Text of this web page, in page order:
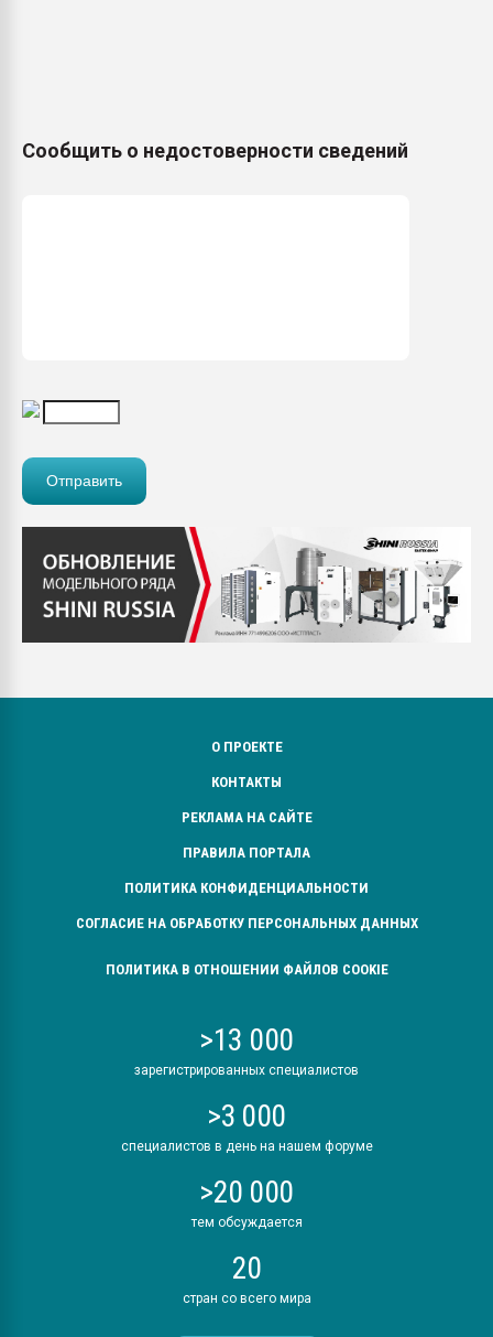
Сообщить о недостоверности сведений
О ПРОЕКТЕ
КОНТАКТЫ
РЕКЛАМА НА САЙТЕ
ПРАВИЛА ПОРТАЛА
ПОЛИТИКА КОНФИДЕНЦИАЛЬНОСТИ
СОГЛАСИЕ НА ОБРАБОТКУ ПЕРСОНАЛЬНЫХ ДАННЫХ
ПОЛИТИКА В ОТНОШЕНИИ ФАЙЛОВ COOKIE
>13 000
зарегистрированных специалистов
>3 000
специалистов в день на нашем форуме
>20 000
тем обсуждается
20
стран со всего мира